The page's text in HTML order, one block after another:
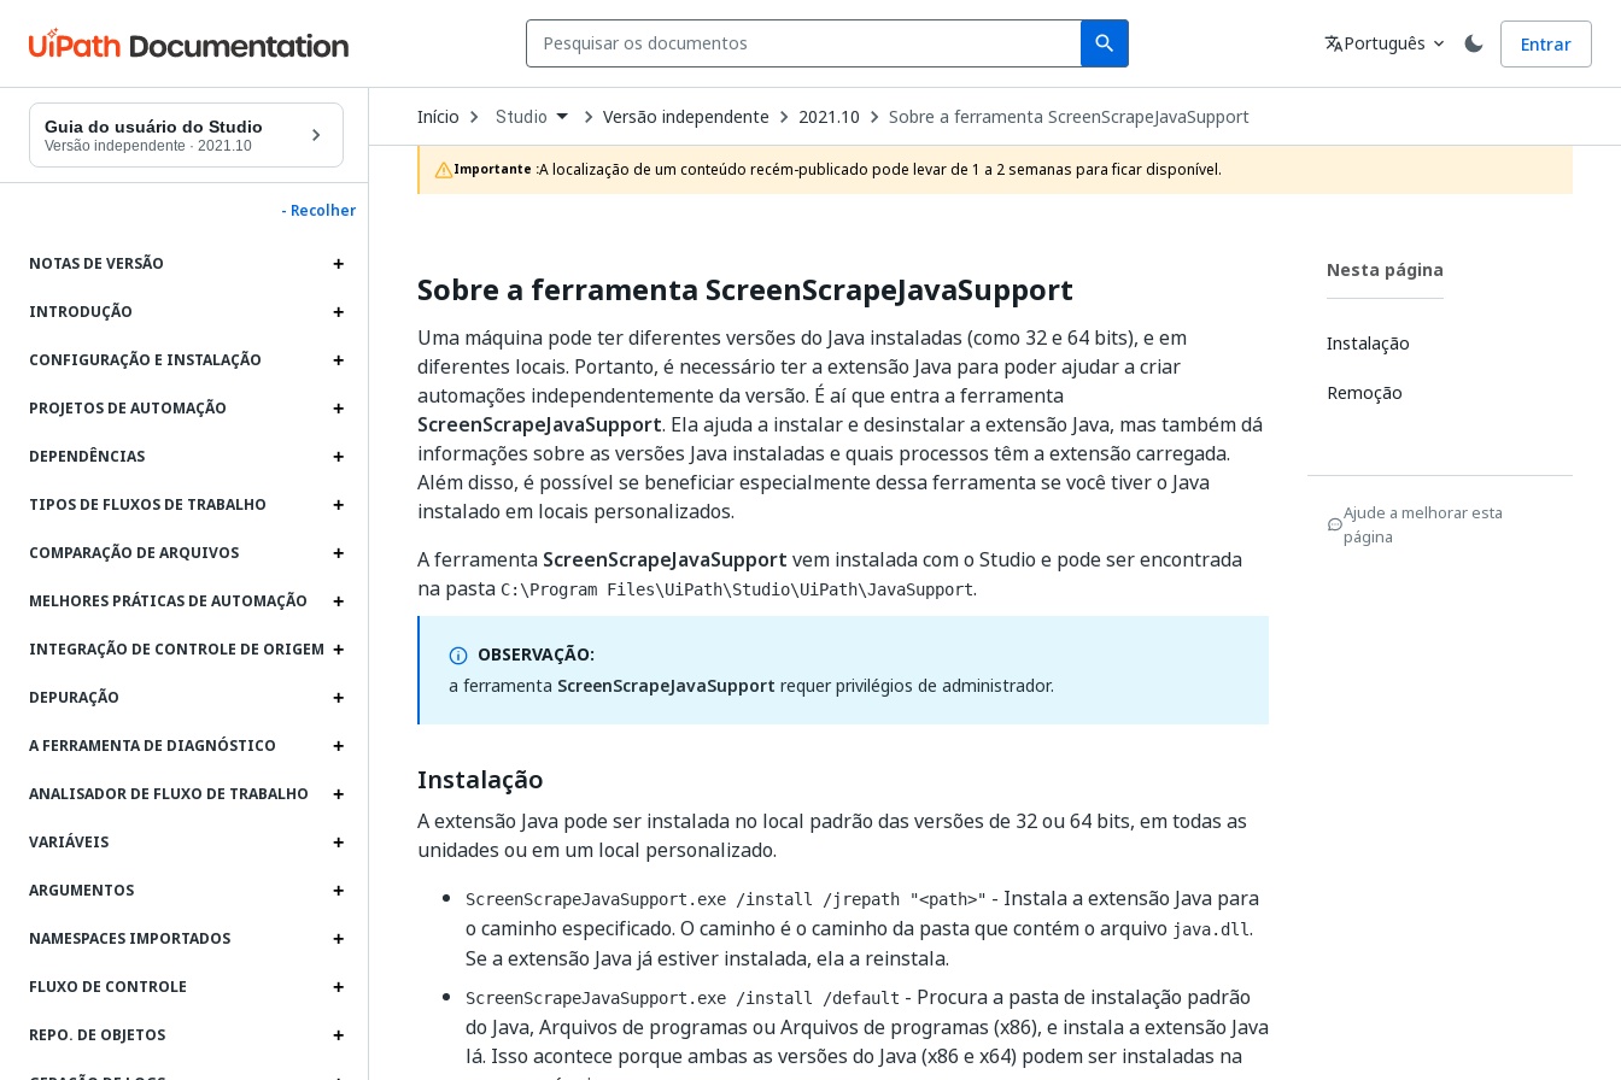
search
Search Idioma
translatePortuguês expand_more Entrar
Guia do usuário do Studio
Versão independente · 2021.10
- Recolher
NOTAS DE VERSÃO
INTRODUÇÃO
CONFIGURAÇÃO E INSTALAÇÃO
PROJETOS DE AUTOMAÇÃO
DEPENDÊNCIAS
TIPOS DE FLUXOS DE TRABALHO
COMPARAÇÃO DE ARQUIVOS
MELHORES PRÁTICAS DE AUTOMAÇÃO
INTEGRAÇÃO DE CONTROLE DE ORIGEM
DEPURAÇÃO
A FERRAMENTA DE DIAGNÓSTICO
ANALISADOR DE FLUXO DE TRABALHO
VARIÁVEIS
ARGUMENTOS
NAMESPACES IMPORTADOS
FLUXO DE CONTROLE
REPO. DE OBJETOS
Início Open
Dropdown
to
choose
product
Studio Versão independente 2021.10 Sobre a ferramenta ScreenScrapeJavaSupport
Importante :A localização de um conteúdo recém-publicado pode levar de 1 a 2 semanas para ficar disponível.
Sobre a ferramenta ScreenScrapeJavaSupport
Uma máquina pode ter diferentes versões do Java instaladas (como 32 e 64 bits), e em
diferentes locais. Portanto, é necessário ter a extensão Java para poder ajudar a criar
automações independentemente da versão. É aí que entra a ferramenta
ScreenScrapeJavaSupport. Ela ajuda a instalar e desinstalar a extensão Java, mas também dá
informações sobre as versões Java instaladas e quais processos têm a extensão carregada.
Além disso, é possível se beneficiar especialmente dessa ferramenta se você tiver o Java
instalado em locais personalizados.
A ferramenta ScreenScrapeJavaSupport vem instalada com o Studio e pode ser encontrada
na pasta C:\Program Files\UiPath\Studio\UiPath\JavaSupport.
OBSERVAÇÃO:
a ferramenta ScreenScrapeJavaSupport requer privilégios de administrador.
Instalação
A extensão Java pode ser instalada no local padrão das versões de 32 ou 64 bits, em todas as
unidades ou em um local personalizado.
ScreenScrapeJavaSupport.exe /install /jrepath "<path>" - Instala a extensão Java para
o caminho especificado. O caminho é o caminho da pasta que contém o arquivo java.dll.
Se a extensão Java já estiver instalada, ela a reinstala.
ScreenScrapeJavaSupport.exe /install /default - Procura a pasta de instalação padrão
do Java, Arquivos de programas ou Arquivos de programas (x86), e instala a extensão Java
lá. Isso acontece porque ambas as versões do Java (x86 e x64) podem ser instaladas na
Nesta página
Instalação
Remoção
Ajude a melhorar esta
página